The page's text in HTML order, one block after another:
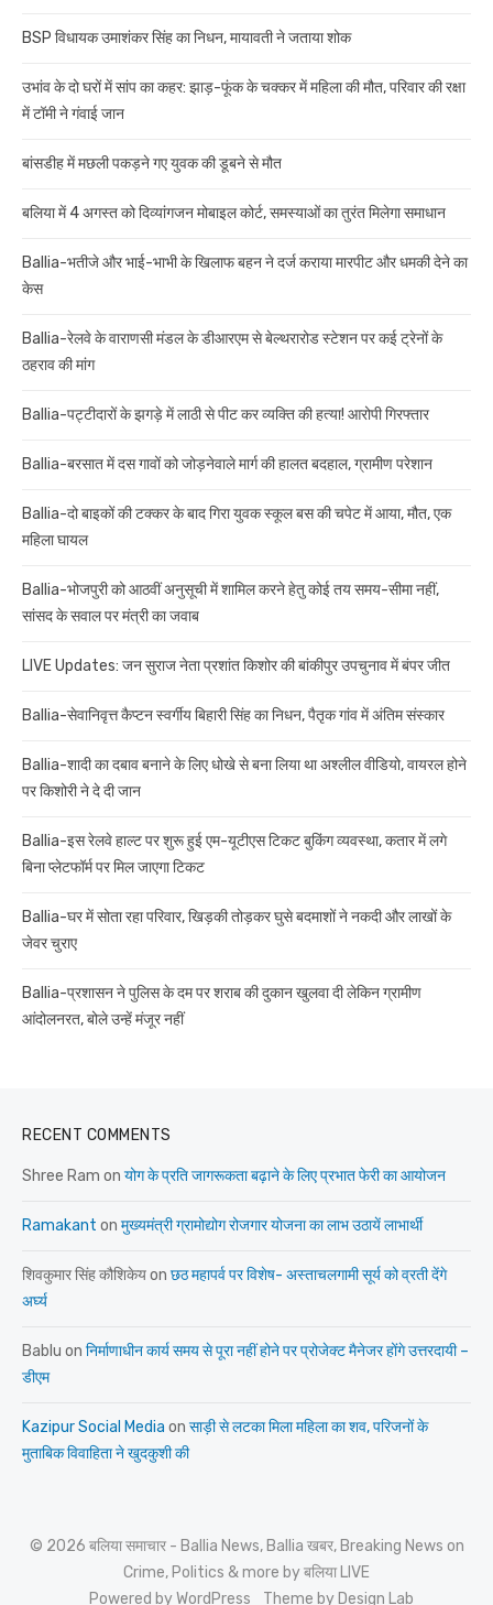
BSP विधायक उमाशंकर सिंह का निधन, मायावती ने जताया शोक
उभांव के दो घरों में सांप का कहर: झाड़-फूंक के चक्कर में महिला की मौत, परिवार की रक्षा
में टॉमी ने गंवाई जान
बांसडीह में मछली पकड़ने गए युवक की डूबने से मौत
बलिया में 4 अगस्त को दिव्यांगजन मोबाइल कोर्ट, समस्याओं का तुरंत मिलेगा समाधान
Ballia-भतीजे और भाई-भाभी के खिलाफ बहन ने दर्ज कराया मारपीट और धमकी देने का
केस
Ballia-रेलवे के वाराणसी मंडल के डीआरएम से बेल्थरारोड स्टेशन पर कई ट्रेनों के
ठहराव की मांग
Ballia-पट्टीदारों के झगड़े में लाठी से पीट कर व्यक्ति की हत्या! आरोपी गिरफ्तार
Ballia-बरसात में दस गावों को जोड़नेवाले मार्ग की हालत बदहाल, ग्रामीण परेशान
Ballia-दो बाइकों की टक्कर के बाद गिरा युवक स्कूल बस की चपेट में आया, मौत, एक
महिला घायल
Ballia-भोजपुरी को आठवीं अनुसूची में शामिल करने हेतु कोई तय समय-सीमा नहीं,
सांसद के सवाल पर मंत्री का जवाब
LIVE Updates: जन सुराज नेता प्रशांत किशोर की बांकीपुर उपचुनाव में बंपर जीत
Ballia-सेवानिवृत्त कैप्टन स्वर्गीय बिहारी सिंह का निधन, पैतृक गांव में अंतिम संस्कार
Ballia-शादी का दबाव बनाने के लिए धोखे से बना लिया था अश्लील वीडियो, वायरल होने
पर किशोरी ने दे दी जान
Ballia-इस रेलवे हाल्ट पर शुरू हुई एम-यूटीएस टिकट बुकिंग व्यवस्था, कतार में लगे
बिना प्लेटफॉर्म पर मिल जाएगा टिकट
Ballia-घर में सोता रहा परिवार, खिड़की तोड़कर घुसे बदमाशों ने नकदी और लाखों के
जेवर चुराए
Ballia-प्रशासन ने पुलिस के दम पर शराब की दुकान खुलवा दी लेकिन ग्रामीण
आंदोलनरत, बोले उन्हें मंजूर नहीं
RECENT COMMENTS
Shree Ram on योग के प्रति जागरूकता बढ़ाने के लिए प्रभात फेरी का आयोजन
Ramakant on मुख्यमंत्री ग्रामोद्योग रोजगार योजना का लाभ उठायें लाभार्थी
शिवकुमार सिंह कौशिकेयon छठ महापर्व पर विशेष- अस्ताचलगामी सूर्य को व्रती देंगे
अर्घ्य
Bablu on निर्माणाधीन कार्य समय से पूरा नहीं होने पर प्रोजेक्ट मैनेजर होंगे उत्तरदायी –
डीएम
Kazipur Social Media on साड़ी से लटका मिला महिला का शव, परिजनों के
मुताबिक विवाहिता ने खुदकुशी की
© 2026 बलिया समाचार - Ballia News, Ballia खबर, Breaking News on
Crime, Politics & more by बलिया LIVE
Powered by WordPress
Theme by Design Lab